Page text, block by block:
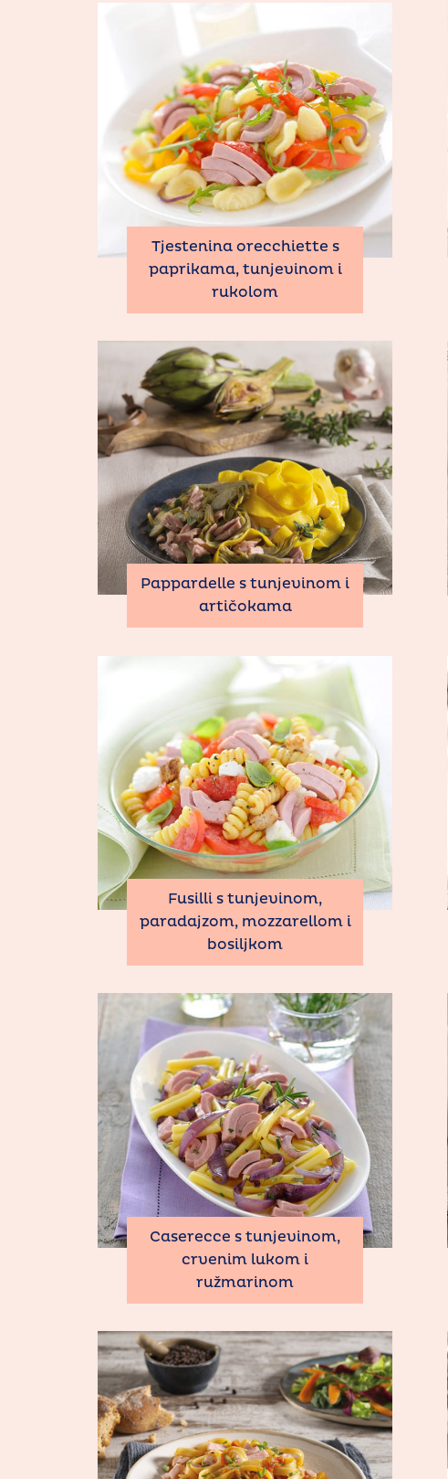
Tjestenina orecchiette s
paprikama, tunjevinom i
rukolom
Pappardelle s tunjevinom i
artičokama
Fusilli s tunjevinom,
paradajzom, mozzarellom i
bosiljkom
Caserecce s tunjevinom,
crvenim lukom i
ružmarinom